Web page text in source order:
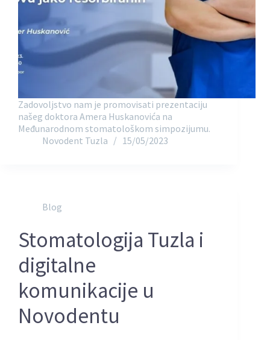
Zadovoljstvo nam je promovisati prezentaciju
našeg doktora Amera Huskanovića na
Međunarodnom stomatološkom simpozijumu.
Novodent Tuzla
15/05/2023
Blog
Stomatologija Tuzla i
digitalne
komunikacije u
Novodentu